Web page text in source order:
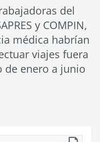
del
y COMPIN,
médica habrían
viajes fuera
de enero a junio